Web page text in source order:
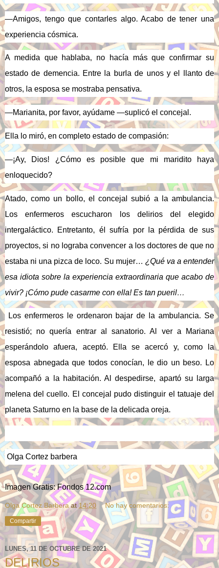
—Amigos, tengo que contarles algo. Acabo de tener una
experiencia cósmica.
A medida que hablaba, no hacía más que confirmar su
estado de demencia. Entre la burla de unos y el llanto de
otros, la esposa se mostraba pensativa.
—Marianita, por favor, ayúdame —suplicó el concejal.
Ella lo miró, en completo estado de compasión:
—¡Ay, Dios! ¿Cómo es posible que mi maridito haya
enloquecido?
Atado, como un bollo, el concejal subió a la ambulancia.
Los enfermeros escucharon los delirios del elegido
intergaláctico. Entretanto, él sufría por la pérdida de sus
proyectos, si no lograba convencer a los doctores de que no
estaba ni una pizca de loco. Su mujer… ¿Qué va a entender
esa idiota sobre la experiencia extraordinaria que acabo de
vivir? ¡Cómo pude casarme con ella! Es tan pueril…
Los enfermeros le ordenaron bajar de la ambulancia. Se
resistió; no quería entrar al sanatorio. Al ver a Mariana
esperándolo afuera, aceptó. Ella se acercó y, como la
esposa abnegada que todos conocían, le dio un beso. Lo
acompañó a la habitación. Al despedirse, apartó su larga
melena del cuello. El concejal pudo distinguir el tatuaje del
planeta Saturno en la base de la delicada oreja.
Olga Cortez barbera
Imagen Gratis: Fondos 12.com
Olga Cortez Barbera at 14:20 No hay comentarios:
Compartir
LUNES, 11 DE OCTUBRE DE 2021
DELIRIOS